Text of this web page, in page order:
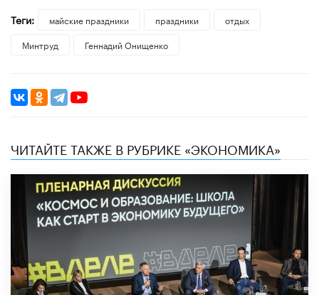
Теги:
майские праздники праздники
отдых
Минтруд
Геннадий Онищенко
ЧИТАЙТЕ ТАКЖЕ В РУБРИКЕ «ЭКОНОМИКА»